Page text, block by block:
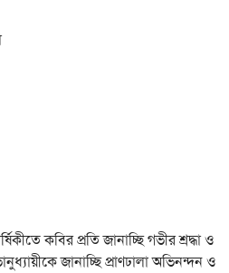
কবির প্রতি জানাচ্ছি গভীর শ্রদ্ধা ও
জানাচ্ছি প্রাণঢালা অভিনন্দন ও